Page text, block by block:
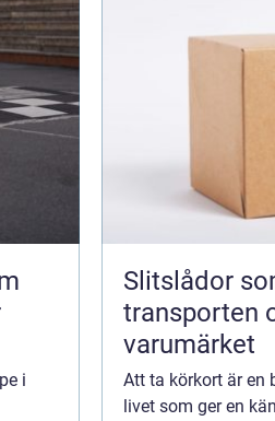
i
Slitslådor
transporten
varumärket
Att ta körkort är en
livet som ger en